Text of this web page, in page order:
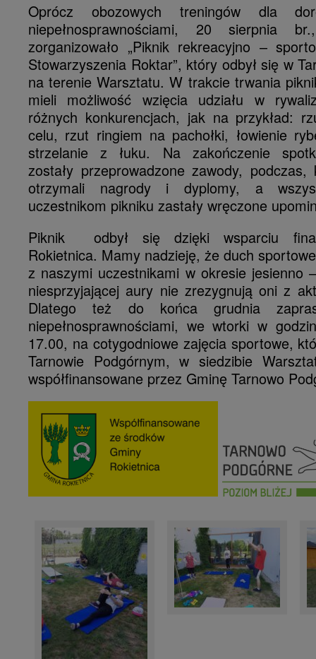
Oprócz obozowych treningów dla
niepełnosprawnościami, 20 sierpnia
zorganizowało „Piknik rekreacyjno –
Stowarzyszenia Roktar”, który odbył się w
na terenie Warsztatu. W trakcie trwania
mieli możliwość wzięcia udziału w
różnych konkurencjach, jak na przykład:
celu, rzut ringiem na pachołki, łowienie
strzelanie z łuku. Na zakończenie
zostały przeprowadzone zawody,
otrzymali nagrody i dyplomy, a
uczestnikom pikniku zastały wręczone
Piknik odbył się dzięki wsparciu
Rokietnica. Mamy nadzieję, że duch
z naszymi uczestnikami w okresie jesienno
niesprzyjającej aury nie zrezygnują oni z
Dlatego też do końca grudnia
niepełnosprawnościami, we wtorki w
17.00, na cotygodniowe zajęcia sportowe,
Tarnowie Podgórnym, w siedzibie
współfinansowane przez Gminę Tarnowo